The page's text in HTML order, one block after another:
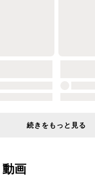
続きをもっと見る
画